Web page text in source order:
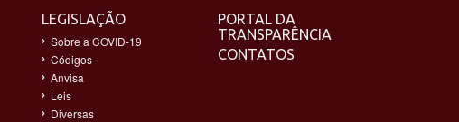
LEGISLAÇÃO
Sobre a COVID-19
Códigos
Anvisa
Leis
Diversas
PORTAL DA
TRANSPARÊNCIA
CONTATOS